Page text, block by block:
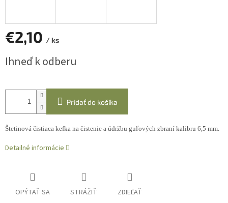
€2,10 / ks
cena:
Ihneď k odberu
Pridať do košíka
Štetinová čistiaca kefka na čistenie a údržbu guľových zbraní kalibru 6,5 mm.
Detailné informácie
OPÝTAŤ SA STRÁŽIŤ ZDIEĽAŤ